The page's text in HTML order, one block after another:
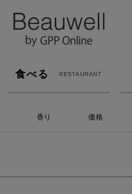
食べる RESTAURANT
香り 価格